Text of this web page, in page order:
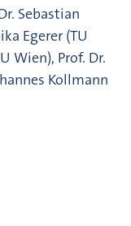
Sebastian
Egerer (TU
Wien), Prof. Dr.
Kollmann